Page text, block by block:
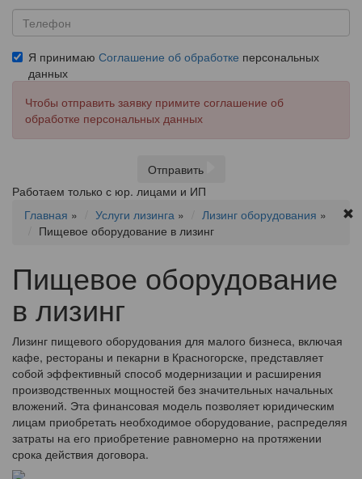
Я принимаю Соглашение об обработке персональных
данных
Чтобы отправить заявку примите соглашение об
обработке персональных данных
Отправить
Работаем только с юр. лицами и ИП
Главная » Услуги лизинга » Лизинг оборудования »
Пищевое оборудование в лизинг
Пищевое оборудование
в лизинг
Лизинг пищевого оборудования для малого бизнеса, включая
кафе, рестораны и пекарни в Красногорске, представляет
собой эффективный способ модернизации и расширения
производственных мощностей без значительных начальных
вложений. Эта финансовая модель позволяет юридическим
лицам приобретать необходимое оборудование, распределяя
затраты на его приобретение равномерно на протяжении
срока действия договора.